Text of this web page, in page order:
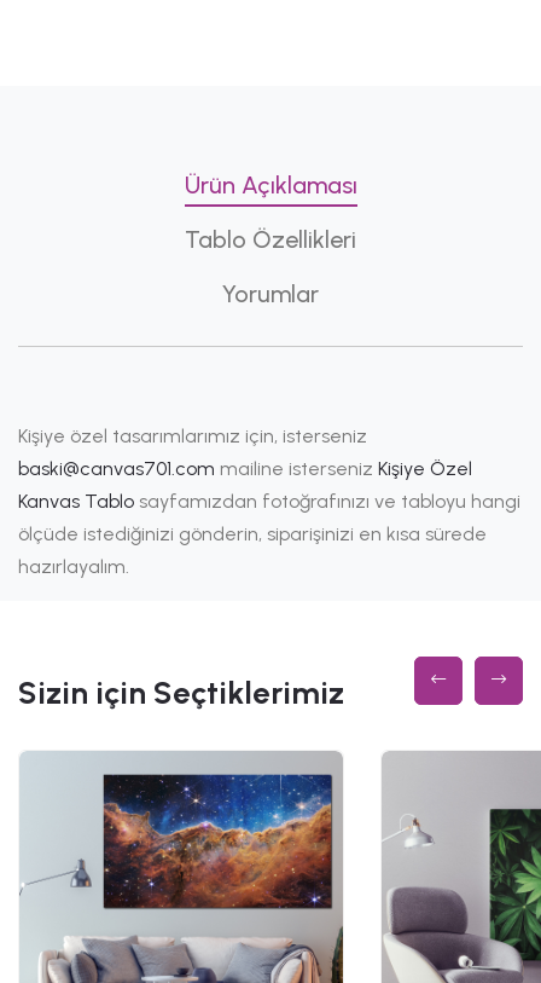
Ürün Açıklaması
Tablo Özellikleri
Yorumlar
Kişiye özel tasarımlarımız için, isterseniz
baski@canvas701.com mailine isterseniz Kişiye Özel
Kanvas Tablo sayfamızdan fotoğrafınızı ve tabloyu hangi
ölçüde istediğinizi gönderin, siparişinizi en kısa sürede
hazırlayalım.
Sizin için Seçtiklerimiz